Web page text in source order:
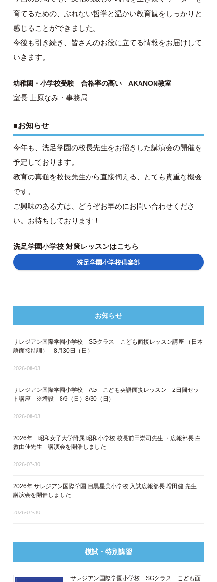
育てるための、ぶれない哲学と温かい教育観をしっかりと
感じることができました。
今後も引き続き、皆さんのお役に立てる情報をお届けして
いきます。
幼稚園・小学校受験 合格率の高い AKANON教室
室長 上原なみ・事務局
■お知らせ
今年も、洗足学園の校長先生をお招きした講演会の開催を
予定しております。
教育の真髄を校長先生から直接伺える、とても貴重な機会
です。
ご興味のある方は、どうぞお早めにお問い合わせくださ
い。お待ちしております！
洗足学園小学校 対策レッスンはこちら
洗足学園小学校倶楽部
お知らせ
サレジアン国際学園小学校 SGクラス こども面接レッスン講座 ​（日本
語面接特訓​） 8月30日（日）
2026-08-03
サレジアン国際学園小学校 AG こども英語面接レッスン 2日間セッ
ト講座 ※増設 8/9（日）8/30（日）
2026-08-03
2026年 昭和女子大学附属 昭和小学校 校長前田崇司先生 ・広報部長 白
數由佳先生 講演会を開催しました
2026-07-30
2026年 サレジアン国際学園 目黒星美小学校 入試広報部長 増田健 先生
講演会を開催しました
2026-07-30
模試・特別講習
サレジアン国際学園小学校 SGクラス こども面